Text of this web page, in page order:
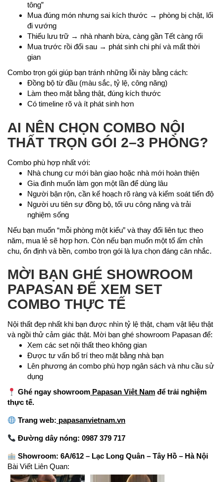
tông”
Mua đúng món nhưng sai kích thước → phòng bị chật, lối
đi vướng
Thiếu lưu trữ → nhà nhanh bừa, càng gần Tết càng rối
Mua trước rồi đổi sau → phát sinh chi phí và mất thời
gian
Combo trọn gói giúp bạn tránh những lỗi này bằng cách:
Đồng bộ từ đầu (màu sắc, tỷ lệ, công năng)
Làm theo mặt bằng thật, đúng kích thước
Có timeline rõ và ít phát sinh hơn
AI NÊN CHỌN COMBO NỘI
THẤT TRỌN GÓI 2–3 PHÒNG?
Combo phù hợp nhất với:
Nhà chung cư mới bàn giao hoặc nhà mới hoàn thiện
Gia đình muốn làm gọn một lần để dùng lâu
Người bận rộn, cần kế hoạch rõ ràng và kiểm soát tiến độ
Người ưu tiên sự đồng bộ, tối ưu công năng và trải
nghiệm sống
Nếu bạn muốn “mỗi phòng một kiểu” và thay đổi liên tục theo
năm, mua lẻ sẽ hợp hơn. Còn nếu bạn muốn một tổ ấm chỉn
chu, ổn định và bền, combo trọn gói là lựa chọn đáng cân nhắc.
MỜI BẠN GHÉ SHOWROOM
PAPASAN ĐỂ XEM SET
COMBO THỰC TẾ
Nội thất đẹp nhất khi bạn được nhìn tỷ lệ thật, chạm vật liệu thật
và ngồi thử cảm giác thật. Mời bạn ghé showroom Papasan để:
Xem các set nội thất theo không gian
Được tư vấn bố trí theo mặt bằng nhà bạn
Lên phương án combo phù hợp ngân sách và nhu cầu sử
dụng
Ghé ngay showroom Papasan Việt Nam để trải nghiệm
thực tế.
Trang web: papasanvietnam.vn
Đường dây nóng: 0987 379 717
Showroom: 6A/612 – Lạc Long Quân – Tây Hồ – Hà Nội
Bài Viết Liên Quan: